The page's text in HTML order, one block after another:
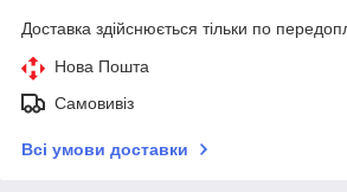
Доставка здійснюється тільки по
Нова Пошта
Самовивіз
Всі умови доставки